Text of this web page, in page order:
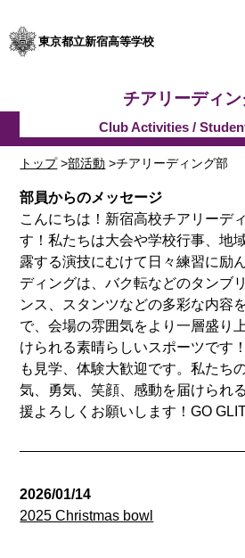
東京都立新宿高等学校
トップ>部活動 >チアリーディング部
チアリーディ
部員からのメッセージ
こんにちは！新宿高校チアリーデ
す！私たちは大会や学校行事 、地
露する演技にむけて 日々練習に励
ディングは、バク転などのタンブ
ンス、スタンツなどの多彩な内容
で、会場の雰囲気をより一層盛り
けられる素晴らしいスポーツです
も 見学、体験大歓迎です。私たち
気、勇気、笑顔、感動を届けられ
援よろしくお願いします！GO
2026/01/14
2025 Christmas bowl